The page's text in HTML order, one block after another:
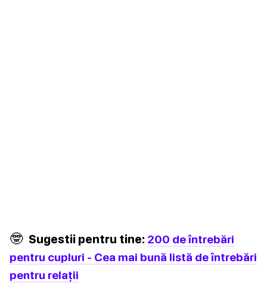
🤓 Sugestii pentru tine: 200 de întrebări
pentru cupluri - Cea mai bună listă de întrebări
pentru relații